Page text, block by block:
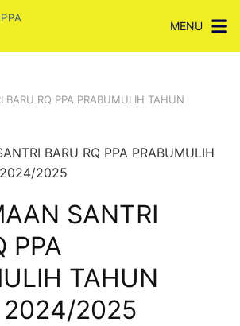
MENU
BARU RQ PPA PRABUMULIH TAHUN
SANTRI
PPA
TAHUN
2024/2025